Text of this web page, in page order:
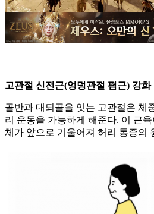
고관절 신전근(엉덩관절 폄근) 강화
골반과 대퇴골을 잇는 고관절은 체
리 운동을 가능하게 해준다. 이 근
체가 앞으로 기울어져 허리 통증의